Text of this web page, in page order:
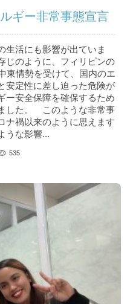
ギー非常事態宣言
生活にも影響が出ていま
じのように、フィリピンの
東情勢を受けて、国内のエ
安定性に差し迫った危険が
ー安全保障を確保するため
した。 このような非常事
ナ禍以来のように思えます
うな影響...
535